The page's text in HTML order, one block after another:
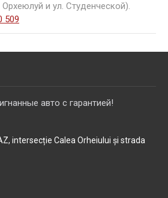
и ул. Студенческой).
509
авто с гарантией!
intersecție Calea Orheiului și strada